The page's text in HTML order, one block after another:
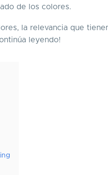
de los colores.
la relevancia que
leyendo!